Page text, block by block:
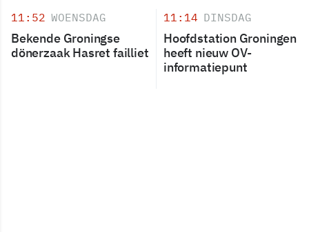
11:52 WOENSDAG
Bekende Groningse
dönerzaak Hasret failliet
11:14 DINSDAG
Hoofdstation Groningen
heeft nieuw OV-
informatiepunt